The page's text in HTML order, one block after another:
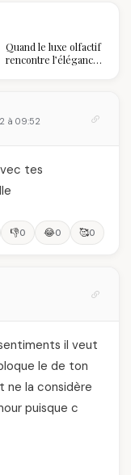
Quand le luxe olfactif
rencontre l’élégance
à 09:52
tes
👎0 😂0 🥰0
il veut
le de ton
la considère
puisque c